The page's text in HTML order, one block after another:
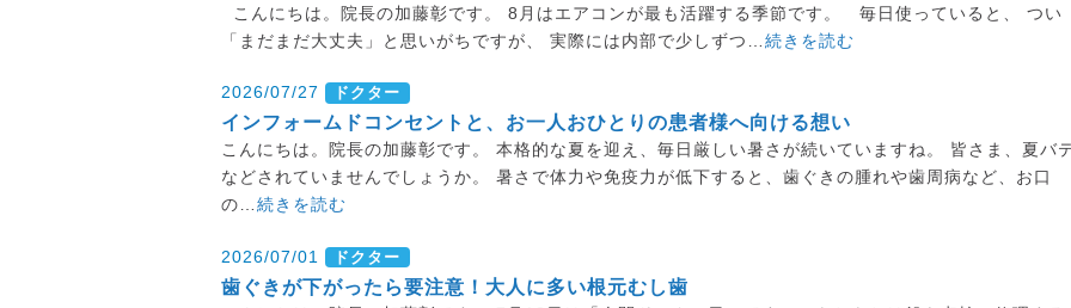
こんにちは。院長の加藤彰です。 8月はエアコンが最も活躍する季節です。 毎日使っていると、 つい
「まだまだ大丈夫」と思いがちですが、 実際には内部で少しずつ… 続きを読む
2026/07/27 ドクター
インフォームドコンセントと、お一人おひとりの患者様へ向ける想い
こんにちは。院長の加藤彰です。 本格的な夏を迎え、毎日厳しい暑さが続いていますね。 皆さま、夏バ
などされていませんでしょうか。 暑さで体力や免疫力が低下すると、歯ぐきの腫れや歯周病など、お口
の…続きを読む
2026/07/01 ドクター
歯ぐきが下がったら要注意！大人に多い根元むし歯